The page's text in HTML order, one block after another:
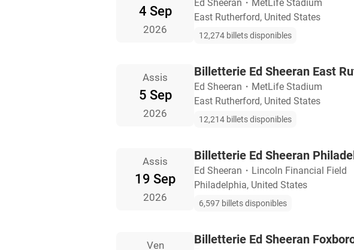
4 Sep
2026
Ed Sheeran ・ MetLife Stadium
East Rutherford, United States
12,274 billets disponibles
Assis
5 Sep
2026
Billetterie Ed Sheeran East
Ed Sheeran ・ MetLife Stadium
East Rutherford, United States
12,214 billets disponibles
Assis
19 Sep
2026
Billetterie Ed Sheeran
Ed Sheeran ・ Lincoln Financial Field
Philadelphia, United States
6,597 billets disponibles
Ven Billetterie Ed Sheeran